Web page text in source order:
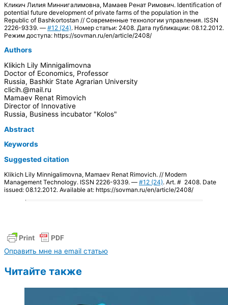
Кликич Лилия Миннигалимовна, Мамаев Ренат Римович. Identification of
potential future development of private farms of the population in the
Republic of Bashkortostan // Современные технологии управления. ISSN
2226-9339. — #12 (24). Номер статьи: 2408. Дата публикации: 08.12.2012.
Режим доступа: https://sovman.ru/en/article/2408/
Authors
Klikich Lily Minnigalimovna
Doctor of Economics, Professor
Russia, Bashkir State Agrarian University
clicih.@mail.ru
Mamaev Renat Rimovich
Director of Innovative
Russia, Business incubator "Kolos"
Abstract
Keywords
Suggested citation
Klikich Lily Minnigalimovna, Mamaev Renat Rimovich. // Modern
Management Technology. ISSN 2226-9339. — #12 (24). Art. # 2408. Date
issued: 08.12.2012. Available at: https://sovman.ru/en/article/2408/
Оправить мне на email статью
Читайте также